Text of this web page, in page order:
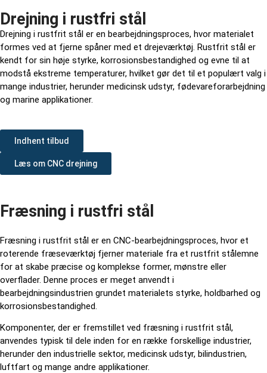
Drejning i rustfri stål
Drejning i rustfrit stål er en bearbejdningsproces, hvor materialet
formes ved at fjerne spåner med et drejeværktøj. Rustfrit stål er
kendt for sin høje styrke, korrosionsbestandighed og evne til at
modstå ekstreme temperaturer, hvilket gør det til et populært valg i
mange industrier, herunder medicinsk udstyr, fødevareforarbejdning
og marine applikationer.
Indhent tilbud
Læs om CNC drejning
Fræsning i rustfri stål
Fræsning i rustfrit stål er en CNC-bearbejdningsproces, hvor et
roterende fræseværktøj fjerner materiale fra et rustfrit stålemne
for at skabe præcise og komplekse former, mønstre eller
overflader. Denne proces er meget anvendt i
bearbejdningsindustrien grundet materialets styrke, holdbarhed og
korrosionsbestandighed.
Komponenter, der er fremstillet ved fræsning i rustfrit stål,
anvendes typisk til dele inden for en række forskellige industrier,
herunder den industrielle sektor, medicinsk udstyr, bilindustrien,
luftfart og mange andre applikationer.